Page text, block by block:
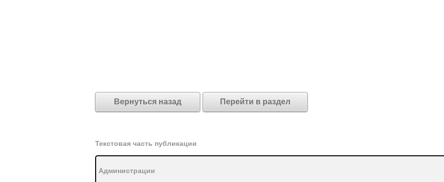
Вернуться назад Перейти в раздел
Текстовая часть публикации
Администрации